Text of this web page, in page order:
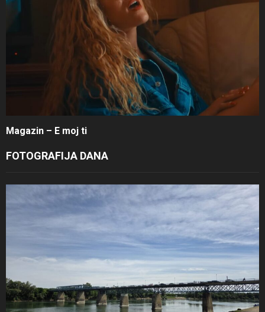
Magazin – E moj ti
FOTOGRAFIJA DANA